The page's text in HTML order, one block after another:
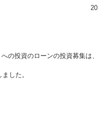
の投資のローンの投資募集は、
した。